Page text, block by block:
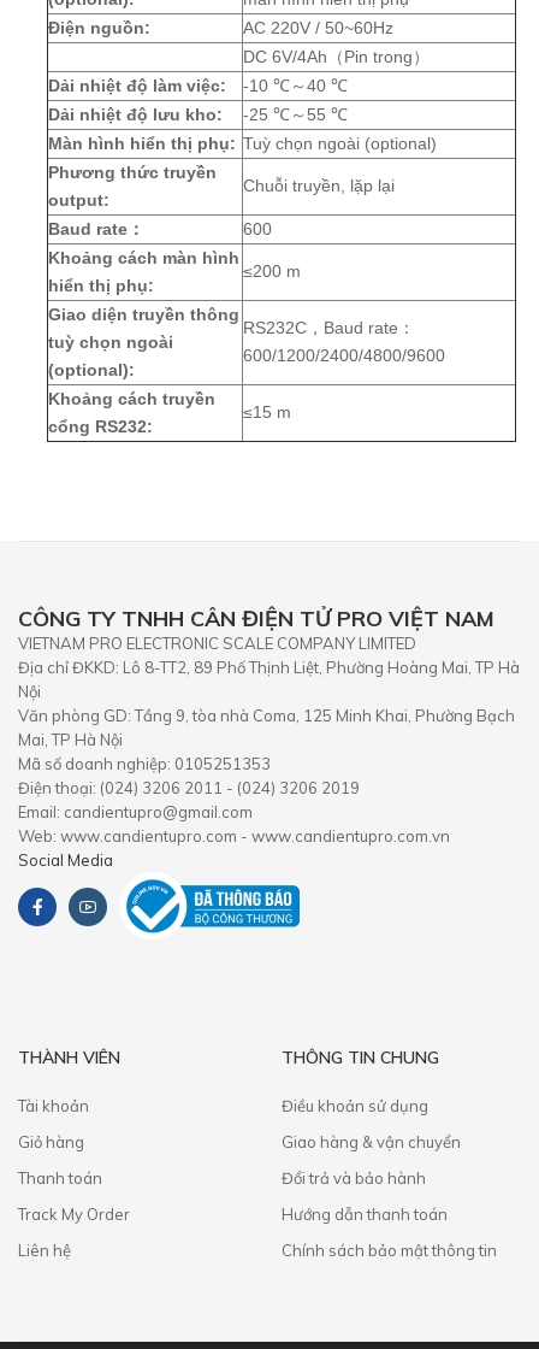
Điện nguồn:
AC 220V / 50~60Hz
DC 6V/4Ah（Pin trong）
Dải nhiệt độ làm việc:
-10 ℃～40 ℃
Dải nhiệt độ lưu kho:
-25 ℃～55 ℃
Màn hình hiển thị phụ: Tuỳ chọn ngoài (optional)
Phương thức truyền
output:
Chuỗi truyền, lặp lại
Baud rate：
600
Khoảng cách màn hình
hiển thị phụ:
≤200 m
Giao diện truyền thông
tuỳ chọn ngoài
(optional):
RS232C，Baud rate：
600/1200/2400/4800/9600
Khoảng cách truyền
cổng RS232:
≤15 m
CÔNG TY TNHH CÂN ĐIỆN TỬ PRO VIỆT NAM
VIETNAM PRO ELECTRONIC SCALE COMPANY LIMITED
Địa chỉ ĐKKD: Lô 8-TT2, 89 Phố Thịnh Liệt, Phường Hoàng Mai, TP Hà
Nội
Văn phòng GD: Tầng 9, tòa nhà Coma, 125 Minh Khai, Phường Bạch
Mai, TP Hà Nội
Mã số doanh nghiệp: 0105251353
Điện thoại: (024) 3206 2011 - (024) 3206 2019
Email: candientupro@gmail.com
Web: www.candientupro.com - www.candientupro.com.vn
Social Media
THÀNH VIÊN
Tài khoản
Giỏ hàng
Thanh toán
Track My Order
Liên hệ
THÔNG TIN CHUNG
Điều khoản sử dụng
Giao hàng & vận chuyển
​Đổi trả và bảo hành
Hướng dẫn thanh toán
Chính sách bảo mật thông tin